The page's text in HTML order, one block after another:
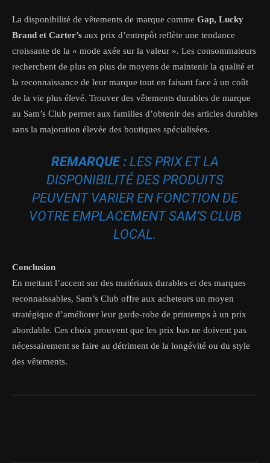
La disponibilité de vêtements de marque comme Gap, Lucky
Brand et Carter’s aux prix d’entrepôt reflète une tendance
croissante de la « mode axée sur la valeur ». Les consommateurs
recherchent de plus en plus de moyens de maintenir la qualité et
la reconnaissance de leur marque tout en faisant face à un coût
de la vie plus élevé. Trouver des vêtements durables de marque
au Sam’s Club permet aux familles d’obtenir des articles durables
sans la majoration élevée des boutiques spécialisées.
REMARQUE : LES PRIX ET LA
DISPONIBILITÉ DES PRODUITS
PEUVENT VARIER EN FONCTION DE
VOTRE EMPLACEMENT SAM’S CLUB
LOCAL.
Conclusion
En mettant l’accent sur des matériaux durables et des marques
reconnaissables, Sam’s Club offre aux acheteurs un moyen
stratégique d’améliorer leur garde-robe de printemps à un prix
abordable. Ces choix prouvent que les prix bas ne doivent pas
nécessairement se faire au détriment de la longévité ou du style
des vêtements.